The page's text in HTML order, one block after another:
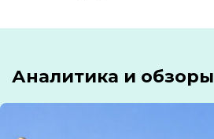
Аналитика и обзоры